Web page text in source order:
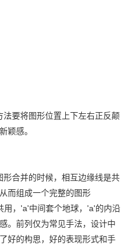
要将图形位置上下左右正反颠
颖感。
合并的时候，相互边缘线是共
而组成一个完整的图形
用，'a'中间套个地球，'a'的内沿
。前列仅为常见手法，设计中
好的构思，好的表现形式和手